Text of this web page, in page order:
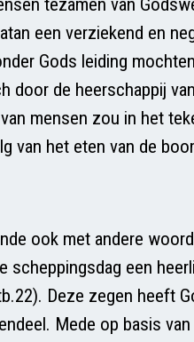
een verziekend en
Gods leiding
door de heerschappij
mensen zou in het
van het eten van de
ook met andere
scheppingsdag een
Deze zegen heeft
Mede op basis